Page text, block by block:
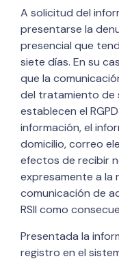
A solicitud del
presentarse la
presencial que
siete días. En su
que la
del tratamiento de
establecen el
información, el
domicilio, correo
efectos de recibir
expresamente a la
comunicación de
RSII como
Presentada la
registro en el